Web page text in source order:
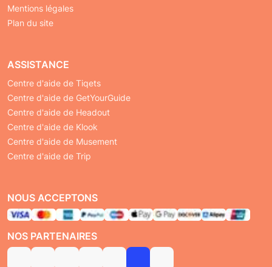
Mentions légales
Plan du site
ASSISTANCE
Centre d'aide de Tiqets
Centre d'aide de GetYourGuide
Centre d'aide de Headout
Centre d'aide de Klook
Centre d'aide de Musement
Centre d'aide de Trip
NOUS ACCEPTONS
NOS PARTENAIRES